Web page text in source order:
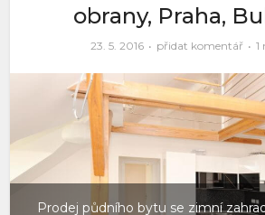
obrany, Praha,
23. 5. 2016 přidat komentář 1
Prodej půdního bytu se zimní